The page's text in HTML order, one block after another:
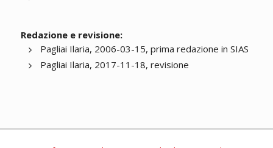
Redazione e revisione:
Pagliai Ilaria, 2006-03-15, prima redazione in SIAS
Pagliai Ilaria, 2017-11-18, revisione